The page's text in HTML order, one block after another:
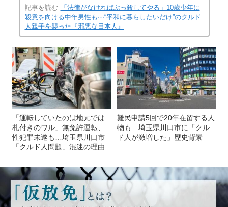
記事を読む
「法律がなければぶっ殺してやる」10歳少年に
殺意を向ける中年男性も⋯“平和に暮らしたいだけ”のクルド
人親子を襲った『邪悪な日本人』
「運転していたのは地元では
札付きのワル」無免許運転、
性犯罪未遂も…埼玉県川口市
「クルド人問題」混迷の理由
難民申請5回で20年在留する人
物も…埼玉県川口市に「クル
ド人が激増した」歴史背景